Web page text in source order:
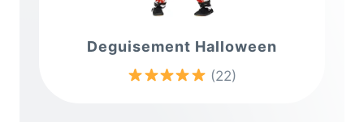
Deguisement Halloween
(22)